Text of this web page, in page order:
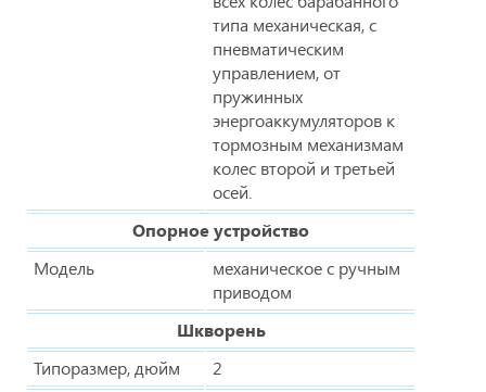
типа механическая, с
пневматическим
управлением, от
пружинных
энергоаккумуляторов к
тормозным механизмам
колес второй и третьей
осей.
Опорное устройство
Модель
механическое с ручным
приводом
Шкворень
Типоразмер, дюйм
2